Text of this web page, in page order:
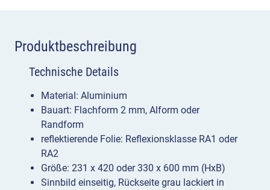
Produktbeschreibung
Technische Details
Material: Aluminium
Bauart: Flachform 2 mm, Alform oder
Randform
reflektierende Folie: Reflexionsklasse RA1 oder
RA2
Größe: 231 x 420 oder 330 x 600 mm (HxB)
Sinnbild einseitig, Rückseite grau lackiert in